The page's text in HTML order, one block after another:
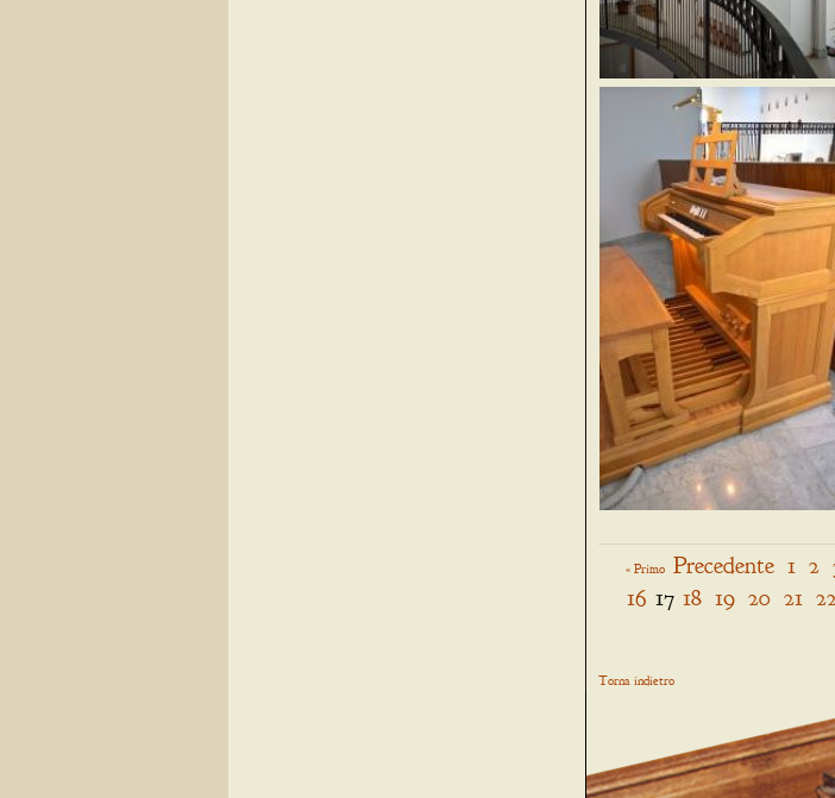
« Primo Precedente 1 2
16 17 18 19 20 21
Torna indietro